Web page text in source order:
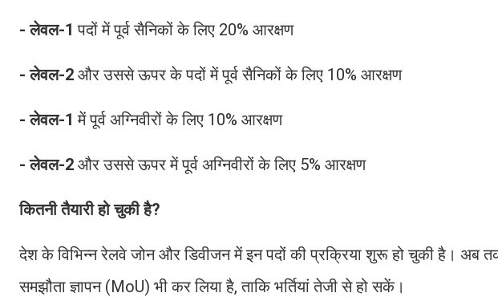
- लेवल-1 पदों में पूर्व सैनिकों के लिए 20% आरक्षण
- लेवल-2 और उससे ऊपर के पदों में पूर्व सैनिकों के लिए 10% आरक्षण
- लेवल-1में पूर्व अग्निवीरों के लिए 10% आरक्षण
- लेवल-2 और उससे ऊपर में पूर्व अग्निवीरों के लिए 5% आरक्षण
कितनी तैयारी हो चुकी है?
देश के विभिन्न रेलवे जोन और डिवीजन में इन पदों की प्रक्रिया शुरू हो चुकी है। अब
समझौता ज्ञापन (MoU) भी कर लिया है, ताकि भर्तियां तेजी से हो सकें।